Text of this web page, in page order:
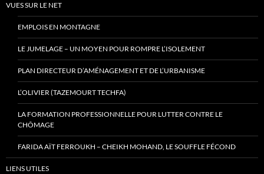
VUES SUR LE NET
EMPLOIS EN MONTAGNE
LE JUMELAGE – UN MOYEN POUR ROMPRE L’ISOLEMENT
PLAN DIRECTEUR D’AMÉNAGEMENT ET DE L’URBANISME
L’OLIVIER (TAZEMOURT TECHFA)
LA FORMATION PROFESSIONNELLE POUR LUTTER CONTRE LE
CHÔMAGE
FARIDA AÏT FERROUKH – CHEIKH MOHAND, LE SOUFFLE FÉCOND
LIENS UTILES